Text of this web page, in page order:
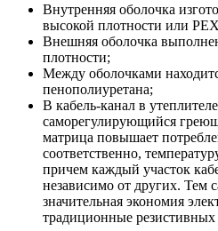
Внутренняя оболочка
высокой плотности или
Внешняя оболочка
плотности;
Между оболочками
пенополиуретана;
В кабель-канал в
саморегулирующийся
матрица повышает
соответственно,
причем каждый участок
независимо от других. Тем
значительная экономия
традиционные